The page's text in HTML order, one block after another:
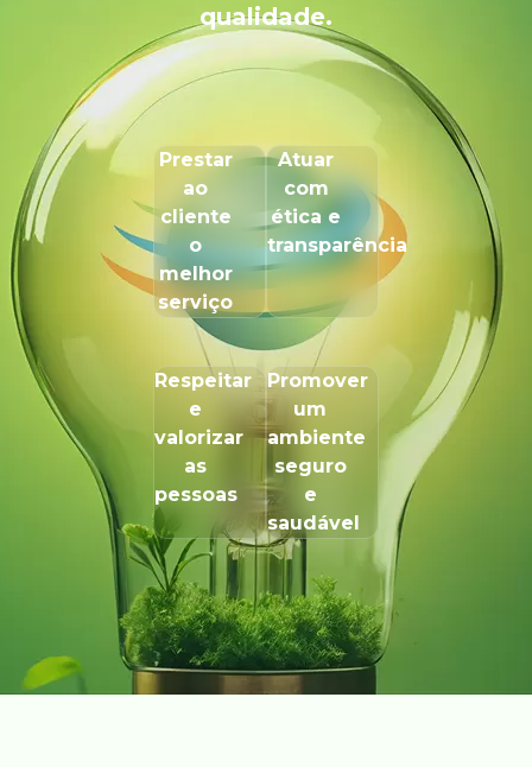
qualidade.
Prestar
ao
cliente
o
melhor
serviço
Atuar
com
ética e
transparência
Respeitar
e
valorizar
as
pessoas
Promover
um
ambiente
seguro
e
saudável